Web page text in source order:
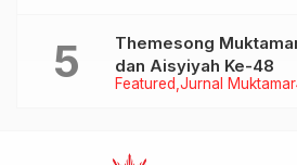
Featured Jurnal
Themesong
dan Aisyiyah Ke-48